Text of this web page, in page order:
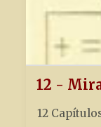
12 -
12